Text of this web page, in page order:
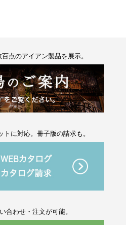
点のアイアン製品を展示。
トに対応。冊子版の請求も。
合わせ・注文が可能。